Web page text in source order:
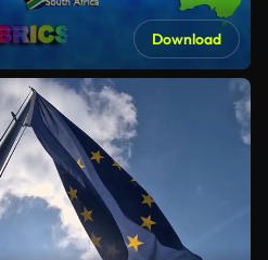
Download